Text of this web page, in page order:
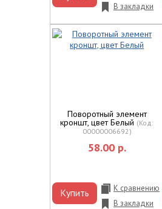
В закладки
Поворотный элемент
кроншт, цвет Белый (Код:
00000006692)
58.00 р.
Купить
К сравнению
В закладки